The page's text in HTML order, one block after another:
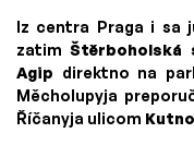
Iz centra Praga i sa
zatimŠtěrboholská
Agip direktno na
Měcholupyja
Říčanyja ulicom